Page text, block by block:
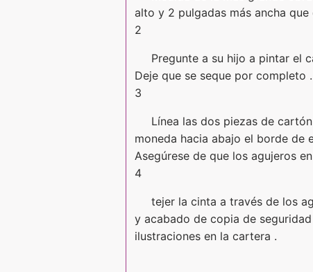
alto y 2 pulgadas más ancha
2
Pregunte a su hijo a pintar el
Deje que se seque por completo .
3
Línea las dos piezas de
moneda hacia abajo el borde de
Asegúrese de que los agujeros
4
tejer la cinta a través de los
y acabado de copia de
ilustraciones en la cartera .